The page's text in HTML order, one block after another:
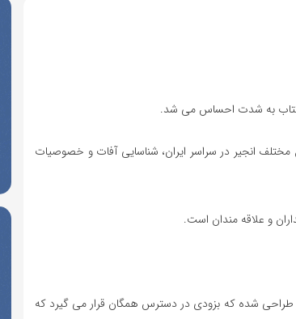
کتاب به شدت احساس می شد.
مختلف انجیر در سراسر ایران، شناسایی آفات و خصوصیات
طراحی شده که بزودی در دسترس همگان قرار می گیرد که